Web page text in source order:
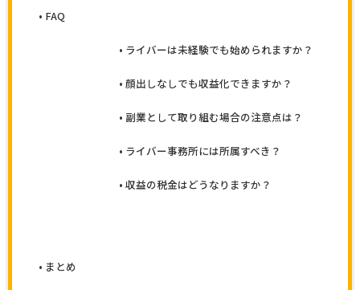
FAQ
ライバーは未経験でも始められますか？
顔出しなしでも収益化できますか？
副業として取り組む場合の注意点は？
ライバー事務所には所属すべき？
収益の税金はどうなりますか？
まとめ